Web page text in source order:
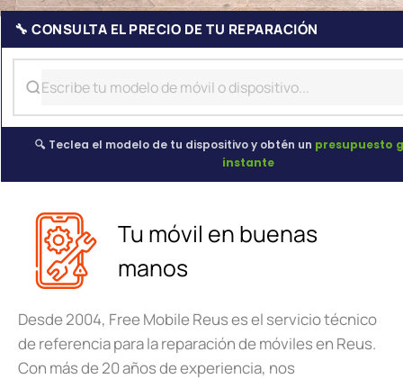
🔧 CONSULTA EL PRECIO DE TU REPARACIÓN
🔍 Teclea el modelo de tu dispositivo y obtén un presupuesto
instante
Tu móvil en buenas
manos
Desde 2004, Free Mobile Reus es el servicio técnico
de referencia para la reparación de móviles en Reus.
Con más de 20 años de experiencia, nos